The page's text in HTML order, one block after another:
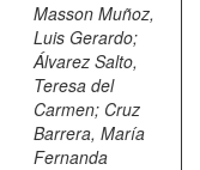
Masson Muñoz,
Luis Gerardo;
Álvarez Salto,
Teresa del
Carmen; Cruz
Barrera, María
Fernanda